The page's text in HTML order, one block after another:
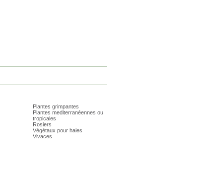
Plantes grimpantes
Plantes mediterranéennes ou
tropicales
Rosiers
Végétaux pour haies
Vivaces